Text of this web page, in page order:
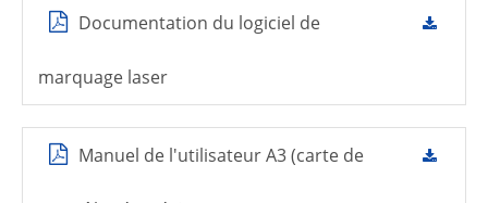
Documentation du logiciel de
marquage laser
Manuel de l'utilisateur A3 (carte de